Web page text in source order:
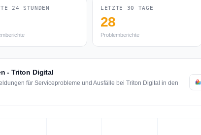
24 STUNDEN LETZTE 30 TAGE
28
Problemberichte
- Triton Digital
für Serviceprobleme und Ausfälle bei Triton Digital in den